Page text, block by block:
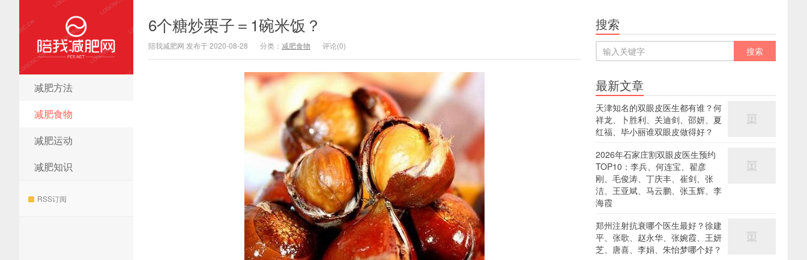
陪我减肥网
减肥方法
减肥食物
减肥运动
减肥知识
RSS订阅
6个糖炒栗子＝1碗米饭？
陪我减肥网 发布于 2020-08-28 分类： 减肥食物 评论(0)
搜索
最新文章
天津知名的双眼皮医生都有谁？何
祥龙、卜胜利、关迪剑、邵妍、夏
红福、毕小丽谁双眼皮做得好？
2026年石家庄割双眼皮医生预约
TOP10：李兵、何连宝、翟彦
刚、毛俊涛、丁庆丰、崔剑、张
洁、王亚斌、马云鹏、张玉辉、李
海霞
郑州注射抗衰哪个医生最好？徐建
平、张歌、赵永华、张婉霞、王妍
芝、唐喜、李娟、朱怡梦哪个好？